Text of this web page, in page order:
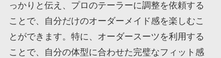
っかりと伝え、プロのテーラーに調整を依頼する
ことで、自分だけのオーダーメイド感を楽しむこ
とができます。特に、オーダースーツを利用する
ことで、自分の体型に合わせた完璧なフィット感